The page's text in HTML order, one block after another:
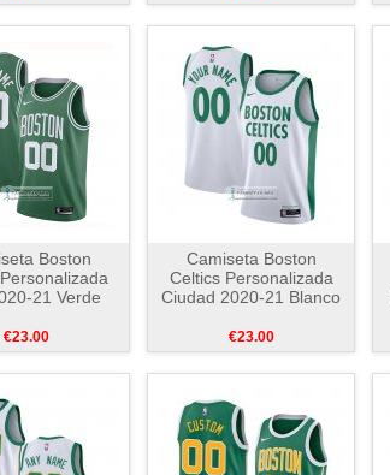
Boston
21 Verde
€23.00
Camiseta Boston
Celtics Personalizada
Ciudad 2020-21 Blanco
€23.00